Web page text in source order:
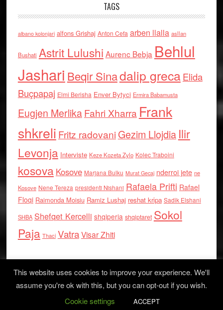
TAGS
albano kolonjari alfons Grishaj Anton Cefa arben llalla asllan
Bushati Astrit Lulushi Aurenc Bebja Behlul
Jashari Beqir Sinadalip grecaElida
Buçpapaj Elmi Berisha Enver Bytyci Ermira Babamusta
Eugjen MerlikaFahri Xharra Frank
shkreli Fritz radovaniGezim Llojdia Ilir
Levonja Interviste Keze Kozeta Zylo Kolec Traboini
kosova Kosove Marjana Bulku Murat Gecaj nderroi jete ne
Kosove Nene Tereza presidenti Nishani Rafaela Prifti Rafael
Floqi Raimonda Moisiu Ramiz Lushaj reshat kripa Sadik Elshani
SHBA Shefqet Kercelli shqiperia shqiptaret Sokol
Paja Thaci VatraVisar Zhiti
Log in
This website uses cookies to improve your experience. We'll
assume you're ok with this, but you can opt-out if you wish.
Cookie settings
ACCEPT